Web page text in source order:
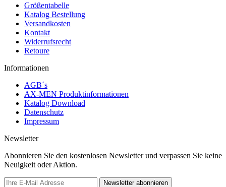
Größentabelle
Katalog Bestellung
Versandkosten
Kontakt
Widerrufsrecht
Retoure
Informationen
AGB´s
AX-MEN Produktinformationen
Katalog Download
Datenschutz
Impressum
Newsletter
Abonnieren Sie den kostenlosen Newsletter und verpassen Sie keine
Neuigkeit oder Aktion.
Newsletter abonnieren